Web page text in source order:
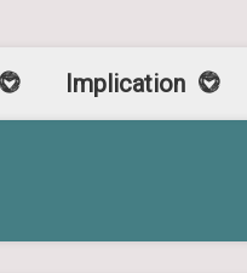
Implication